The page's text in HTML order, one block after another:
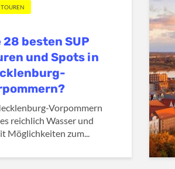
TOUREN
28 besten SUP
und Spots in
Vorpommern
reichlich Wasser und
Möglichkeiten zum...